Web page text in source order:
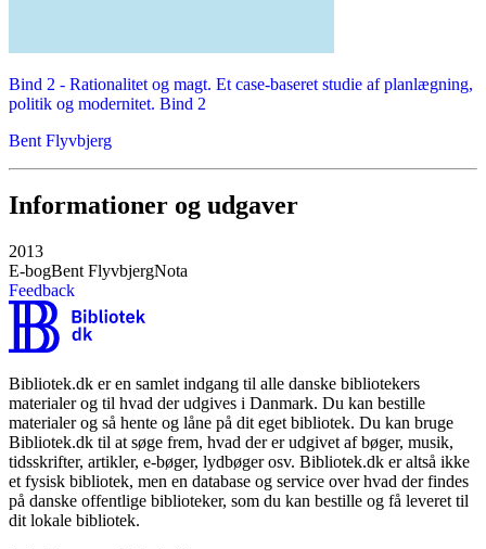
Bind 2 - Rationalitet og magt. Et case-baseret studie af planlægning,
politik og modernitet. Bind 2
Bent Flyvbjerg
Informationer og udgaver
2013
E-bogBent FlyvbjergNota
Feedback
Bibliotek.dk er en samlet indgang til alle danske bibliotekers
materialer og til hvad der udgives i Danmark. Du kan bestille
materialer og så hente og låne på dit eget bibliotek. Du kan bruge
Bibliotek.dk til at søge frem, hvad der er udgivet af bøger, musik,
tidsskrifter, artikler, e-bøger, lydbøger osv. Bibliotek.dk er altså ikke
et fysisk bibliotek, men en database og service over hvad der findes
på danske offentlige biblioteker, som du kan bestille og få leveret til
dit lokale bibliotek.